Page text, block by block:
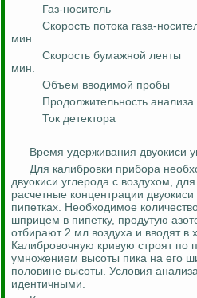
Газ-носитель
Скорость потока газа-
мин.
Скорость бумажной ленты
мин.
Объем вводимой пробы
Продолжительность анализа
Ток детектора
Время удерживания двуокиси
Для калибровки прибора
двуокиси углерода с воздухом,
расчетные концентрации двуокиси
пипетках. Необходимое
шприцем в пипетку, продутую
отбирают 2 мл воздуха и вводят в
Калибровочную кривую строят по
умножением высоты пика на его
половине высоты. Условия
идентичными.